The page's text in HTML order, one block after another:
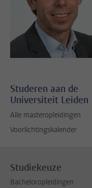
Studeren aan de
Universiteit Leiden
Alle masteropleidingen
Voorlichtingskalender
Studiekeuze
Bacheloropleidingen